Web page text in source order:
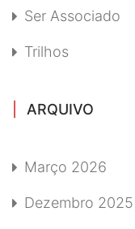
Ser Associado
Trilhos
ARQUIVO
Março 2026
Dezembro 2025